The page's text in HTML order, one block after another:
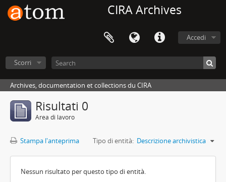
CIRA Archives
Accedi
Scorri
Archives, documentation et collections du CIRA
Risultati 0
Area di lavoro
Stampa l'anteprima Tipo di entità: Descrizione archivistica
Nessun risultato per questo tipo di entità.